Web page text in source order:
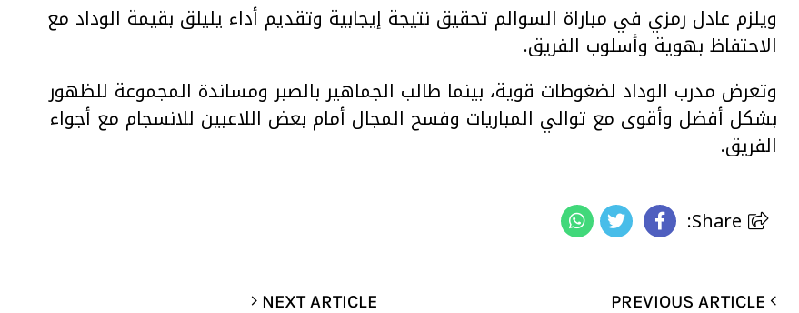
ويلزم عادل رمزي في مباراة السوالم تحقيق نتيجة إيجابية وتقديم أداء يليلق بقيمة الوداد مع
الاحتفاظ بهوية وأسلوب الفريق.
وتعرض مدرب الوداد لضغوطات قوية، بينما طالب الجماهير بالصبر ومساندة المجموعة للظهور
بشكل أفضل وأقوى مع توالي المباريات وفسح المجال أمام بعض اللاعبين للانسجام مع أجواء
الفريق.
NEXT ARTICLE